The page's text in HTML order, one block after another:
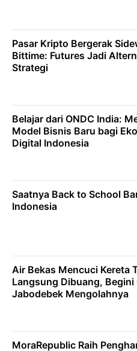
Pasar Kripto Bergerak
Bittime: Futures Jadi
Strategi
Belajar dari ONDC India:
Model Bisnis Baru bagi
Digital Indonesia
Saatnya Back to School
Indonesia
Air Bekas Mencuci Kereta
Langsung Dibuang, Begini
Jabodebek Mengolahnya
MoraRepublic Raih